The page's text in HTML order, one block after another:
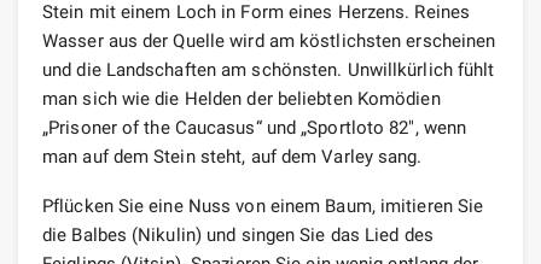
Stein mit einem Loch in Form eines Herzens. Reines
Wasser aus der Quelle wird am köstlichsten erscheinen
und die Landschaften am schönsten. Unwillkürlich fühlt
man sich wie die Helden der beliebten Komödien
„Prisoner of the Caucasus“ und „Sportloto 82″, wenn
man auf dem Stein steht, auf dem Varley sang.
Pflücken Sie eine Nuss von einem Baum, imitieren Sie
die Balbes (Nikulin) und singen Sie das Lied des